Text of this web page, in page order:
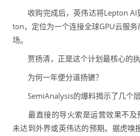
收购完成后，英伟达将Lepton AI
ton，定位为一个连接全球GPU云服
场。
贾扬清，正是这个计划最核心的执
为何一年便分道扬镳？
SemiAnalysis的爆料揭示了几个层
最直接的导火索是运营效果不及
未达到外界或英伟达的预期。据虎嗅